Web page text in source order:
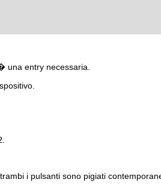
una entry necessaria.
i pulsanti sono pigiati